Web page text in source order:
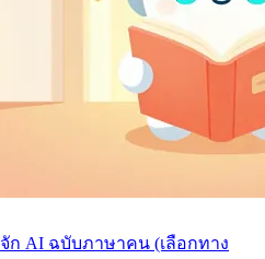
ก AI ฉบับภาษาคน (เลือกทาง